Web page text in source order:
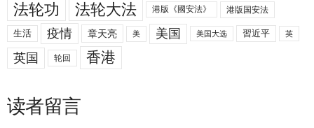
法轮功 法轮大法 港版《國安法》 港版国安法
生活 疫情 章天亮 美 美国 美国大选 習近平 英
英国 轮回 香港
读者留言